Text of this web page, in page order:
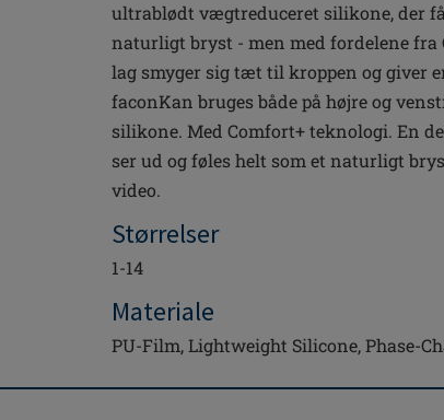
ultrablødt vægtreduceret silikone, der
naturligt bryst - men med fordelene fra
lag smyger sig tæt til kroppen og giver
faconKan bruges både på højre og
silikone. Med Comfort+ teknologi. En
ser ud og føles helt som et naturligt
video.
Størrelser
1-14
Materiale
PU-Film, Lightweight Silicone, Phase-